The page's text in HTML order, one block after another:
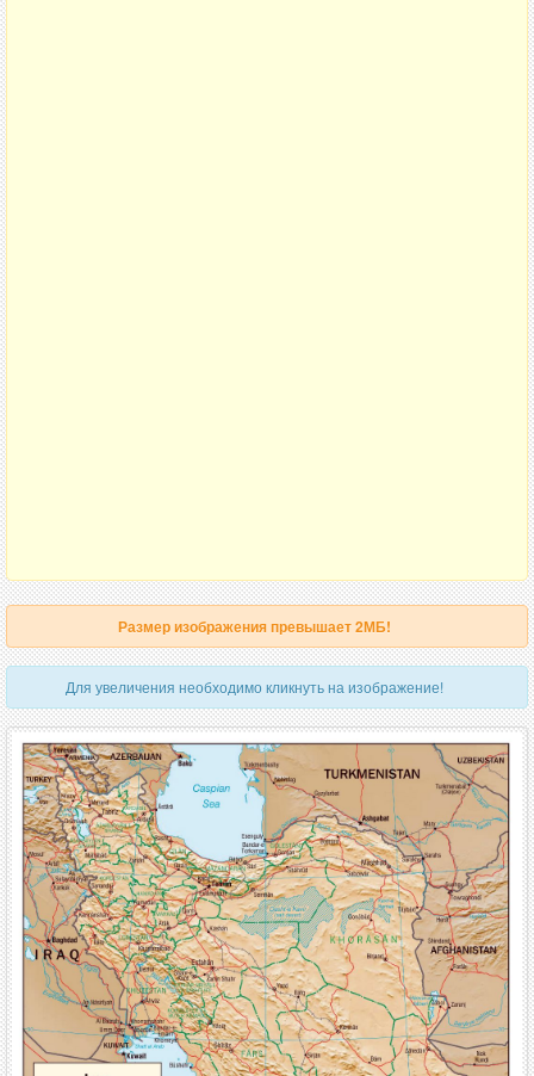
Размер изображения превышает 2МБ!
Для увеличения необходимо кликнуть на изображение!